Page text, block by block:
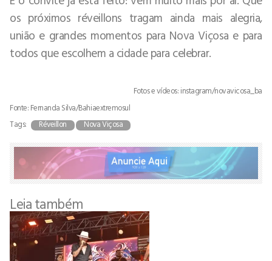
os próximos réveillons tragam ainda mais alegria,
união e grandes momentos para Nova Viçosa e para
todos que escolhem a cidade para celebrar.
Fotos e vídeos: instagram/novavicosa_ba
Fonte: Fernanda Silva/Bahiaextremosul
Tags:
Réveillon Nova Viçosa
Leia também